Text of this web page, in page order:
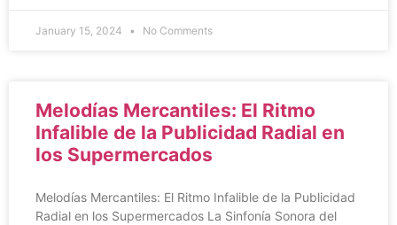
January 15, 2024 No Comments
Melodías Mercantiles: El Ritmo
Infalible de la Publicidad Radial en
los Supermercados
Melodías Mercantiles: El Ritmo Infalible de la Publicidad
Radial en los Supermercados La Sinfonía Sonora del